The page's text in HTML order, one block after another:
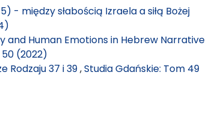
- między słabością Izraela a siłą Bożej
and Human Emotions in Hebrew Narrative
(2022)
Rodzaju 37 i 39,Studia Gdańskie: Tom 49